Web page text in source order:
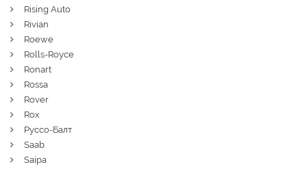
Rising Auto
Rivian
Roewe
Rolls-Royce
Ronart
Rossa
Rover
Rox
Руссо-Балт
Saab
Saipa